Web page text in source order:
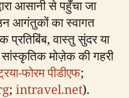
आसानी से पहुँचा जा
आगंतुकों का स्वागत
प्रतिबिंब, वास्तु सुंदर या
सांस्कृतिक मोज़ेक की गहरी
फोरम पीडीएफ;
; intravel.net).